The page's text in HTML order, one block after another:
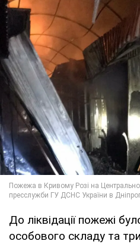
До ліквідації пожежі
особового складу та